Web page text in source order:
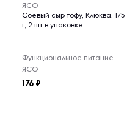
ЯСО
Соевый сыр тофу, Клюква, 175
г, 2 шт в упаковке
Функциональное питание
ЯСО
176